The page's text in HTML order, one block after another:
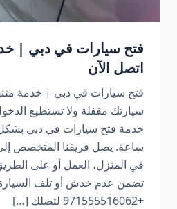
اتصل الآن
سيارتك مقفلة ولا تستطيع
ساعة. يصل فريقنا المتخصص
في المنزل، العمل أو على
تضمن عدم خدش أو تلف
+971555516062 لتصلك […]